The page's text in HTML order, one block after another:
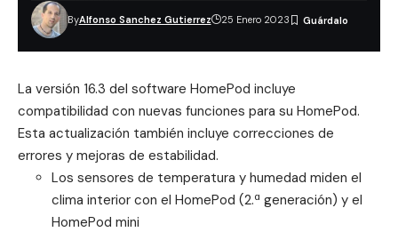
ByAlfonso Sanchez Gutierrez 25 Enero 2023
La versión 16.3 del software HomePod incluye
compatibilidad con nuevas funciones para su HomePod.
Esta actualización también incluye correcciones de
errores y mejoras de estabilidad.
Los sensores de temperatura y humedad miden el
clima interior con el HomePod (2.ª generación) y el
HomePod mini